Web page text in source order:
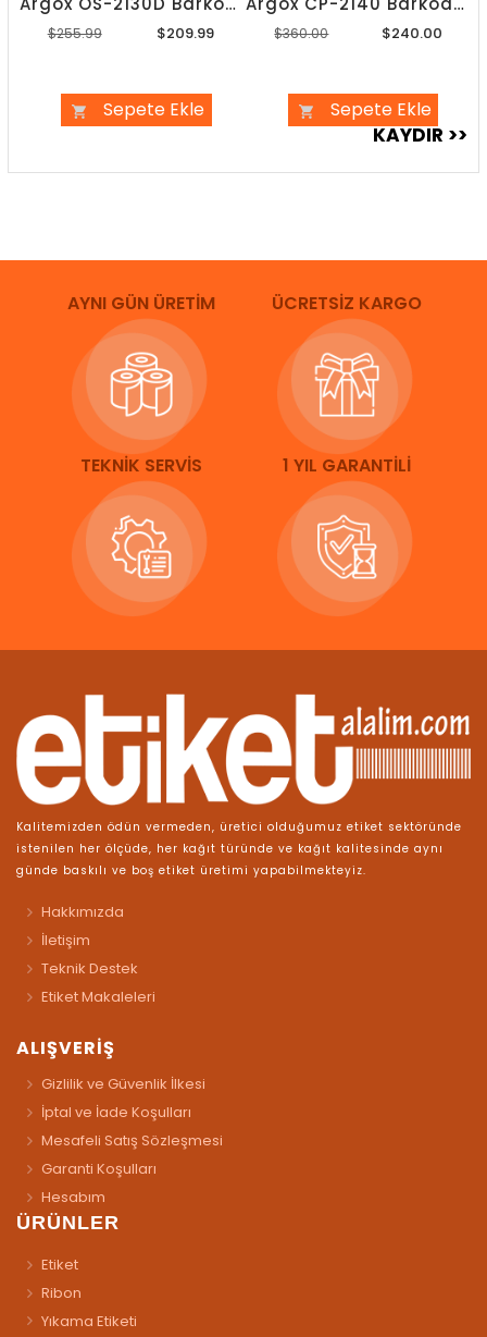
$209.99
$255.99
Sepete Ekle
$240.00
$360.00
Sepete Ekle
AYNI GÜN ÜRETİM ÜCRETSİZ KARGO
TEKNİK SERVİS 1 YIL GARANTİLİ
Kalitemizden ödün vermeden, üretici olduğumuz etiket sektöründe
istenilen her ölçüde, her kağıt türünde ve kağıt kalitesinde aynı
günde baskılı ve boş etiket üretimi yapabilmekteyiz.
Hakkımızda
İletişim
Teknik Destek
Etiket Makaleleri
ALIŞVERİŞ
Gizlilik ve Güvenlik İlkesi
İptal ve İade Koşulları
Mesafeli Satış Sözleşmesi
Garanti Koşulları
Hesabım
ÜRÜNLER
Etiket
Ribon
Yıkama Etiketi